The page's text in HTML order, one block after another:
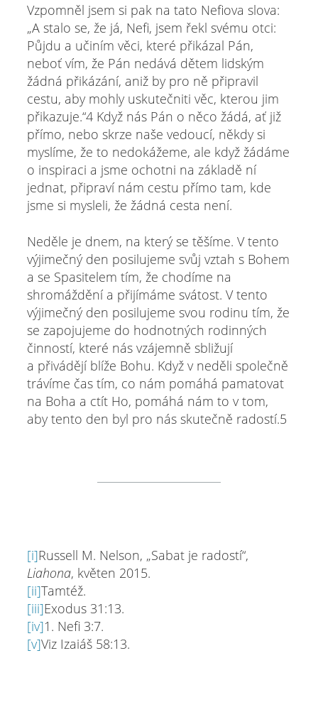
Vzpomněl jsem si pak na tato Nefiova slova:
„A stalo se, že já, Nefi, jsem řekl svému otci:
Půjdu a učiním věci, které přikázal Pán,
neboť vím, že Pán nedává dětem lidským
žádná přikázání, aniž by pro ně připravil
cestu, aby mohly uskutečniti věc, kterou jim
přikazuje.“4 Když nás Pán o něco žádá, ať již
přímo, nebo skrze naše vedoucí, někdy si
myslíme, že to nedokážeme, ale když žádáme
o inspiraci a jsme ochotni na základě ní
jednat, připraví nám cestu přímo tam, kde
jsme si mysleli, že žádná cesta není.
Neděle je dnem, na který se těšíme. V tento
výjimečný den posilujeme svůj vztah s Bohem
a se Spasitelem tím, že chodíme na
shromáždění a přijímáme svátost. V tento
výjimečný den posilujeme svou rodinu tím, že
se zapojujeme do hodnotných rodinných
činností, které nás vzájemně sbližují
a přivádějí blíže Bohu. Když v neděli společně
trávíme čas tím, co nám pomáhá pamatovat
na Boha a ctít Ho, pomáhá nám to v tom,
aby tento den byl pro nás skutečně radostí.5
[i]Russell M. Nelson, „Sabat je radostí“,
Liahona, květen 2015.
[ii]Tamtéž.
[iii]Exodus 31:13.
[iv]1. Nefi 3:7.
[v]Viz Izaiáš 58:13.